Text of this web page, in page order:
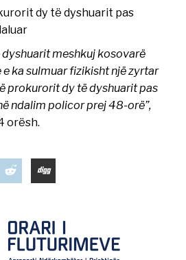
dy të dyshuarit pas
dyshuarit meshkuj kosovarë
ka sulmuar fizikisht një zyrtar
prokurorit dy të dyshuarit pas
ndalim policor prej 48-orë”,
orësh.